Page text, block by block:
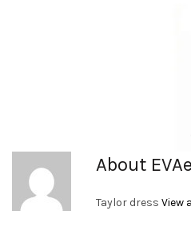
About
Taylor dress View